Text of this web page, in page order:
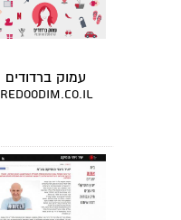
עמוק ברדודים
redoodim.co.il